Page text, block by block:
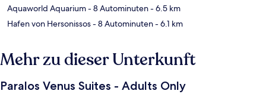
Aquaworld Aquarium- 8 Autominuten- 6.5 km
Hafen von Hersonissos- 8 Autominuten- 6.1 km
Mehr zu dieser Unterkunft
Paralos Venus Suites - Adults Only